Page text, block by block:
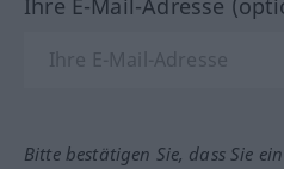
Ihre E-Mail-Adresse
Bitte bestätigen Sie, dass Sie